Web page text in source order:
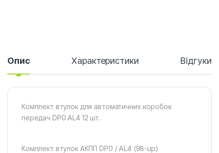
Опис Характеристики Відгуки
Комплект втулок для автоматичних коробок
передач DP0 AL4 12 шт.
Комплект втулок АКПП DP0 / AL4 (98-up)